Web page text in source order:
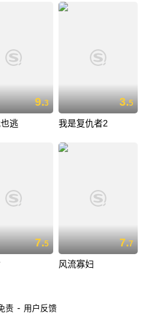
9.3
逃
3.5
我是复仇者2
7.5 7.7
风流寡妇
责 - 用户反馈